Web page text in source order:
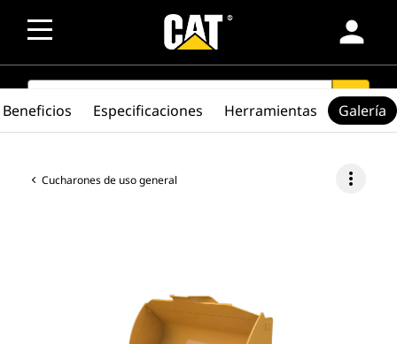
person
SEARCH search
Cucharones de uso general more_vert
Beneficios Especificaciones Herramientas Galería